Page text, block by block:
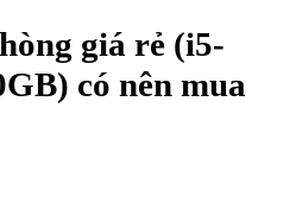
giá rẻ (i5-
có nên mua